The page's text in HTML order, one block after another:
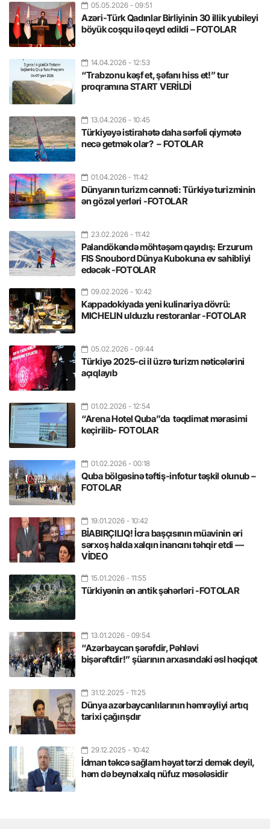
05.05.2026 - 09:51
Azəri-Türk Qadınlar Birliyinin 30 illik yubileyi
böyük coşqu ilə qeyd edildi – FOTOLAR
14.04.2026 - 12:53
“Trabzonu kəşf et, şəfanı hiss et!” tur
proqramına START VERİLDİ
13.04.2026 - 10:45
Türkiyəyə istirahətə daha sərfəli qiymətə
necə getmək olar? – FOTOLAR
01.04.2026 - 11:42
Dünyanın turizm cənnəti: Türkiyə turizminin
ən gözəl yerləri -FOTOLAR
23.02.2026 - 11:42
Palandökəndə möhtəşəm qayıdış: Erzurum
FIS Snoubord Dünya Kubokuna ev sahibliyi
edəcək -FOTOLAR
09.02.2026 - 10:42
Kappadokiyada yeni kulinariya dövrü:
MICHELIN ulduzlu restoranlar -FOTOLAR
05.02.2026 - 09:44
Türkiyə 2025-ci il üzrə turizm nəticələrini
açıqlayıb
01.02.2026 - 12:54
“Arena Hotel Quba”da təqdimat mərasimi
keçirilib- FOTOLAR
01.02.2026 - 00:18
Quba bölgəsinə təftiş-infotur təşkil olunub –
FOTOLAR
19.01.2026 - 10:42
BİABIRÇILIQ! İcra başçısının müavinin əri
sərxoş halda xalqın inancını təhqir etdi —
VİDEO
15.01.2026 - 11:55
Türkiyənin ən antik şəhərləri -FOTOLAR
13.01.2026 - 09:54
“Azərbaycan şərəfdir, Pəhləvi
bişərəftdir!” şüarının arxasındaki əsl həqiqət
31.12.2025 - 11:25
Dünya azərbaycanlılarının həmrəyliyi artıq
tarixi çağırışdır
29.12.2025 - 10:42
İdman təkcə sağlam həyat tərzi demək deyil,
həm də beynəlxalq nüfuz məsələsidir